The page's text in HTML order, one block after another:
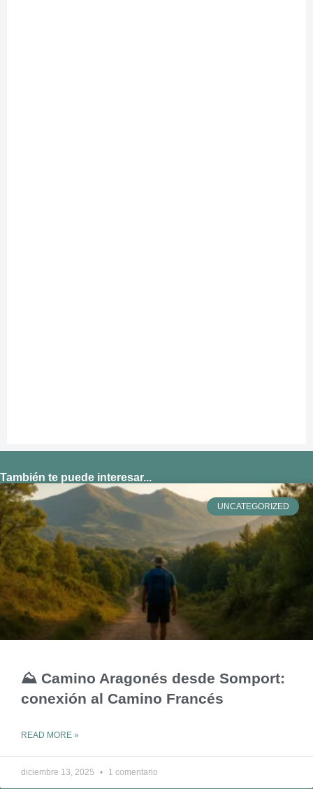
También te puede interesar...
UNCATEGORIZED
⛰️ Camino Aragonés desde Somport:
conexión al Camino Francés
READ MORE »
diciembre 13, 2025 1 comentario